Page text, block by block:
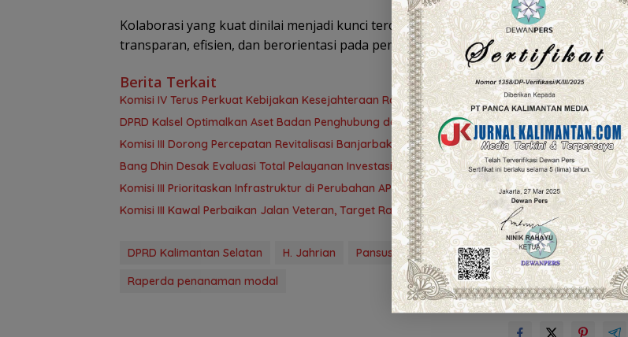
‎Kolaborasi yang kuat dinilai menjadi kunci terciptanya ekosistem investasi yang
transparan, efisien, dan berorientasi pada pembangunan ekonomi masyarakat. (YUN)
Berita Terkait
Komisi IV Terus Perkuat Kebijakan Kesejahteraan Rakyat
‎DPRD Kalsel Optimalkan Aset Badan Penghubung demi PAD
‎Komisi III Dorong Percepatan Revitalisasi Banjarbakula dan Penanganan Sungai Batola
‎Bang Dhin Desak Evaluasi Total Pelayanan Investasi Kalsel
‎Komisi III Prioritaskan Infrastruktur di Perubahan APBD 2026
Komisi III Kawal Perbaikan Jalan Veteran, Target Rampung 10 Agustus
DPRD Kalimantan Selatan H. Jahrian Pansus II
Rancangan Peraturan Daerah
Raperda penanaman modal